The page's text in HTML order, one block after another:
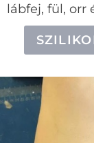
lábfej, fül, orr